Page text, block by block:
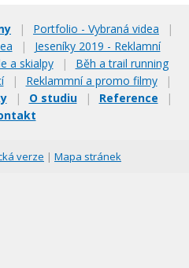
| Portfolio - Vybraná videa
|
|
Jeseníky 2019 - Reklamní
a skialpy |
Běh a trail running
| Reklammní a promo filmy
|
| O studiu | Reference
|
verze | Mapa stránek